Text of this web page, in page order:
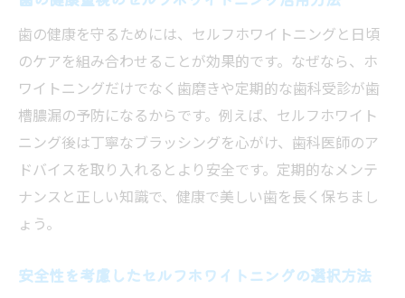
歯の健康を守るためには、セルフホワイトニングと日頃
のケアを組み合わせることが効果的です。なぜなら、ホ
ワイトニングだけでなく歯磨きや定期的な歯科受診が歯
槽膿漏の予防になるからです。例えば、セルフホワイト
ニング後は丁寧なブラッシングを心がけ、歯科医師のア
ドバイスを取り入れるとより安全です。定期的なメンテ
ナンスと正しい知識で、健康で美しい歯を長く保ちまし
ょう。
安全性を考慮したセルフホワイトニングの選択方法